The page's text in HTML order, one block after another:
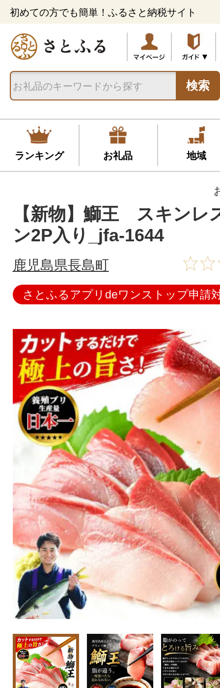
初めての方でも簡単！ふるさと納税サイト
検索
ランキング お礼品 地域
【新物】鰤王 スキンレ
ン2P入り_jfa-1644
鹿児島県長島町
さとふるアプリdeワンストップ申請